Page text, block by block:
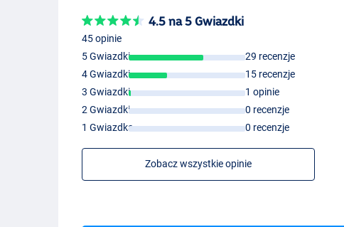
4.5 na 5 Gwiazdki
45 opinie
5 Gwiazdki
29 recenzje
4 Gwiazdki
15 recenzje
3 Gwiazdki
1 opinie
2 Gwiazdki
0 recenzje
1 Gwiazdka
0 recenzje
Zobacz wszystkie opinie